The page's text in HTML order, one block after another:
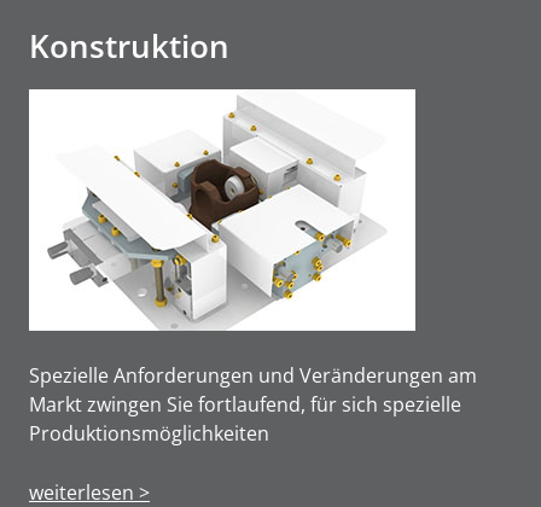
Konstruktion
Spezielle Anforderungen und Veränderungen am
Markt zwingen Sie fortlaufend, für sich spezielle
Produktions­möglichkeiten
weiterlesen >